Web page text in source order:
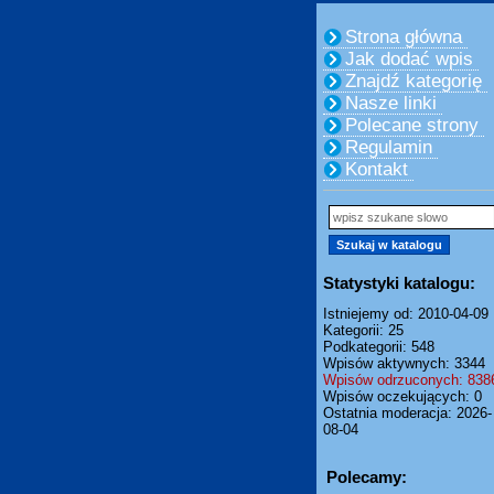
Strona główna
Jak dodać wpis
Znajdź kategorię
Nasze linki
Polecane strony
Regulamin
Kontakt
Statystyki katalogu:
Istniejemy od: 2010-04-09
Kategorii: 25
Podkategorii: 548
Wpisów aktywnych: 3344
Wpisów odrzuconych:
Wpisów oczekujących: 0
Ostatnia moderacja: 2026-
08-04
Polecamy: